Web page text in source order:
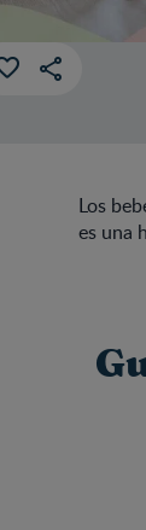
Los
es una